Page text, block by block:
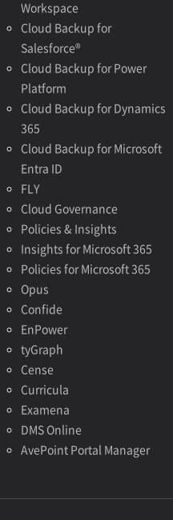
Workspace
Cloud Backup for
Salesforce®
Cloud Backup for Power
Platform
Cloud Backup for Dynamics
365
Cloud Backup for Microsoft
Entra ID
FLY
Cloud Governance
Policies & Insights
Insights for Microsoft 365
Policies for Microsoft 365
Opus
Confide
EnPower
tyGraph
Cense
Curricula
Examena
DMS Online
AvePoint Portal Manager